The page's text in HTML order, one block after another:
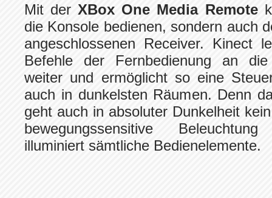
Mit der XBox One Media Remote
die Konsole bedienen, sondern auch
angeschlossenen Receiver. Kinect
Befehle der Fernbedienung an
weiter und ermöglicht so eine
auch in dunkelsten Räumen. Denn
geht auch in absoluter Dunkelheit
bewegungssensitive
illuminiert sämtliche Bedienelemente.